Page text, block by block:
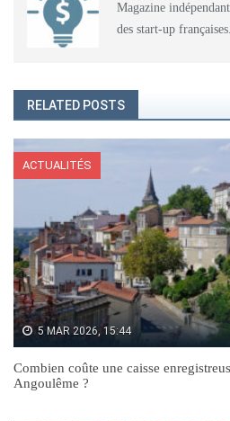
Magazine
des start-up françaises.
RELATED POSTS
ACTUALITÉS
5 MAR 2026, 15:44
Combien coûte une caisse
Angoulême ?